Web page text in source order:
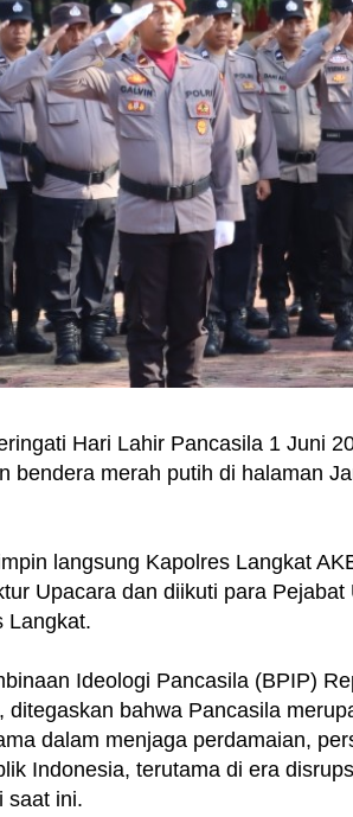
Hari Lahir Pancasila 1 Juni
bendera merah putih di halaman
langsung Kapolres Langkat
Upacara dan diikuti para Pejabat
Langkat.
Ideologi Pancasila (BPIP)
bahwa Pancasila
dalam menjaga perdamaian,
Indonesia, terutama di era
saat ini.